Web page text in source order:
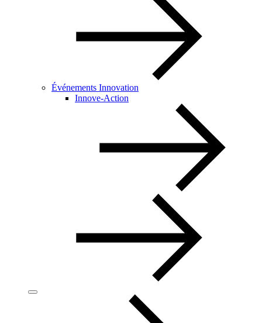
Événements Innovation
Innove-Action